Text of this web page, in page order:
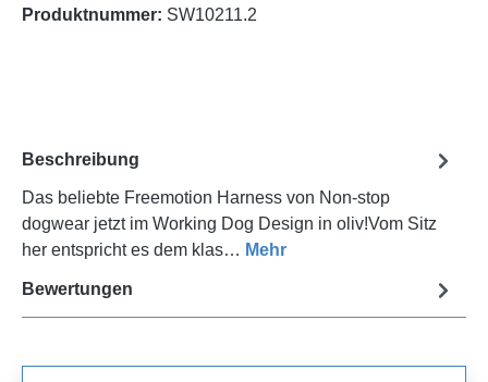
Produktnummer: SW10211.2
Beschreibung
Das beliebte Freemotion Harness von Non-stop
dogwear jetzt im Working Dog Design in oliv!Vom Sitz
her entspricht es dem klas… Mehr
Bewertungen